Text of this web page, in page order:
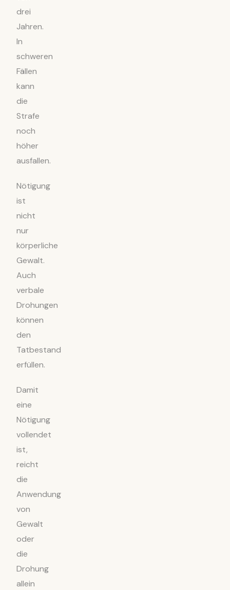
drei
Jahren.
In
schweren
Fällen
kann
die
Strafe
noch
höher
ausfallen.
Nötigung
ist
nicht
nur
körperliche
Gewalt.
Auch
verbale
Drohungen
können
den
Tatbestand
erfüllen.
Damit
eine
Nötigung
vollendet
ist,
reicht
die
Anwendung
von
Gewalt
oder
die
Drohung
allein